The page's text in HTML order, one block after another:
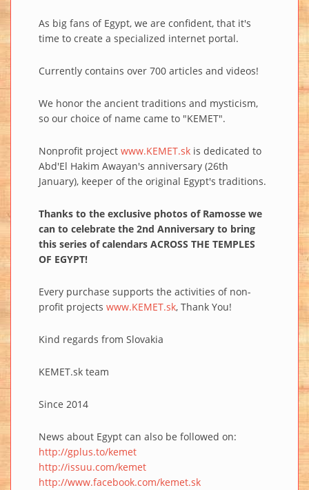
As big fans of Egypt, we are confident, that it's
time to create a specialized internet portal.
Currently contains over 700 articles and videos!
We honor the ancient traditions and mysticism,
so our choice of name came to "KEMET".
Nonprofit project www.KEMET.sk is dedicated to
Abd'El Hakim Awayan's anniversary (26th
January), keeper of the original Egypt's traditions.
Thanks to the exclusive photos of Ramosse we
can to celebrate the 2nd Anniversary to bring
this series of calendars ACROSS THE TEMPLES
OF EGYPT!
Every purchase supports the activities of non-
profit projects www.KEMET.sk, Thank You!
Kind regards from Slovakia
KEMET.sk team
Since 2014
News about Egypt can also be followed on:
http://gplus.to/kemet
http://issuu.com/kemet
http://www.facebook.com/kemet.sk